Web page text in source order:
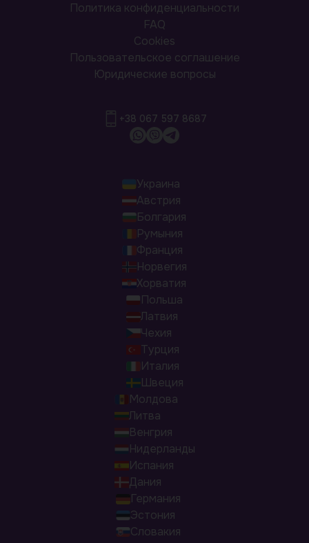
Политика конфиденциальности
FAQ
Cookies
Пользовательское соглашение
Юридические вопросы
+38 067 597 8687
Украина
Австрия
Болгария
Румыния
Франция
Норвегия
Хорватия
Польша
Латвия
Чехия
Турция
Италия
Швеция
Молдова
Литва
Венгрия
Нидерланды
Испания
Дания
Германия
Эстония
Словакия